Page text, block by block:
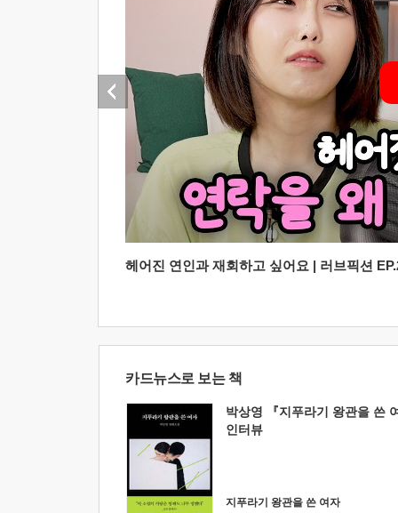
헤어진 연인과 재회하고 싶어요 | 러브픽션
카드뉴스로 보는 책
박상영 『지푸라기 왕관을 쓴
인터뷰
지푸라기 왕관을 쓴 여자